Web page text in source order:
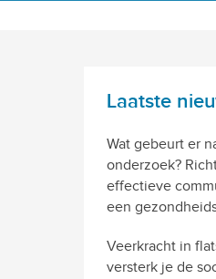
Laatste
Wat gebeurt er
onderzoek?
effectieve
een
Veerkracht in
versterk je de